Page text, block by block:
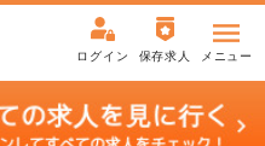
ログイン 保存求人 メニュー